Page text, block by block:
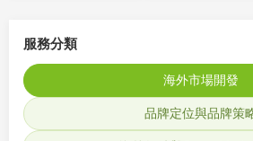
服務分類
海外市場開發
品牌定位與品牌策